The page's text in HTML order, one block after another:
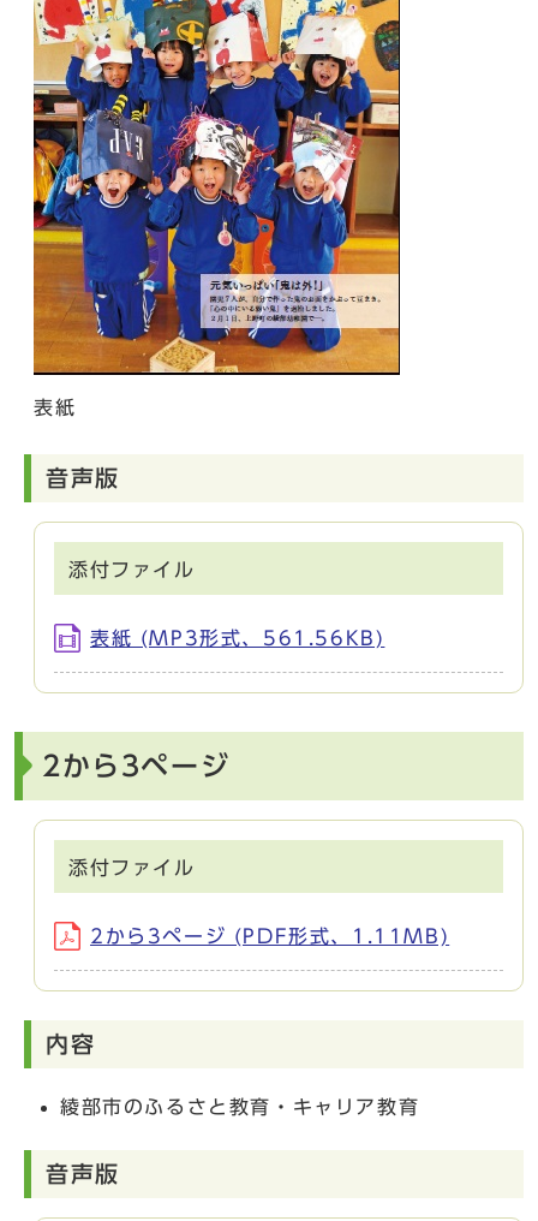
表紙
音声版
添付ファイル
表紙 (MP3形式、561.56KB)
2から3ページ
添付ファイル
2から3ページ (PDF形式、1.11MB)
内容
綾部市のふるさと教育・キャリア教育
音声版